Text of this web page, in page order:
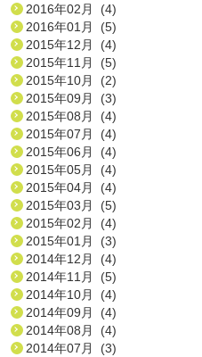
2016年02月 (4)
2016年01月 (5)
2015年12月 (4)
2015年11月 (5)
2015年10月 (2)
2015年09月 (3)
2015年08月 (4)
2015年07月 (4)
2015年06月 (4)
2015年05月 (4)
2015年04月 (4)
2015年03月 (5)
2015年02月 (4)
2015年01月 (3)
2014年12月 (4)
2014年11月 (5)
2014年10月 (4)
2014年09月 (4)
2014年08月 (4)
2014年07月 (3)